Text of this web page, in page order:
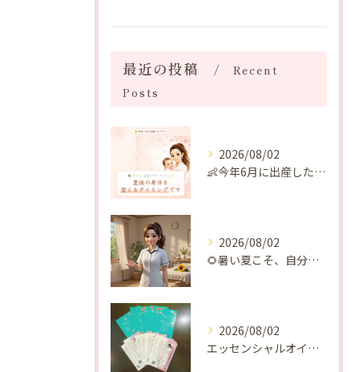
最近の投稿
Recent
Posts
2026/08/02
👶今年6月に出産したママへ♡
2026/08/02
🌻暑い夏こそ、自分の身体を整える時間を♡
2026/08/02
エッセンシャルオイルプレゼントご当選番号発表 2026年8月